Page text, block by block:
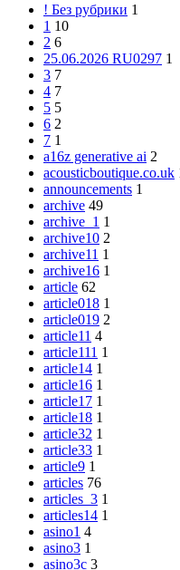
! Без рубрики 1
1 10
2 6
25.06.2026 RU0297 1
3 7
4 7
5 5
6 2
7 1
a16z generative ai 2
acousticboutique.co.uk
announcements 1
archive 49
archive_1 1
archive10 2
archive11 1
archive16 1
article 62
article018 1
article019 2
article11 4
article111 1
article14 1
article16 1
article17 1
article18 1
article32 1
article33 1
article9 1
articles 76
articles_3 1
articles14 1
asino1 4
asino3 1
asino3c 3